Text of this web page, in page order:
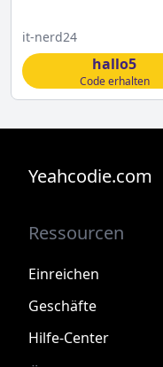
it-nerd24
hallo5
Code erhalten
Yeahcodie.com
Ressourcen
Einreichen
Geschäfte
Hilfe-Center